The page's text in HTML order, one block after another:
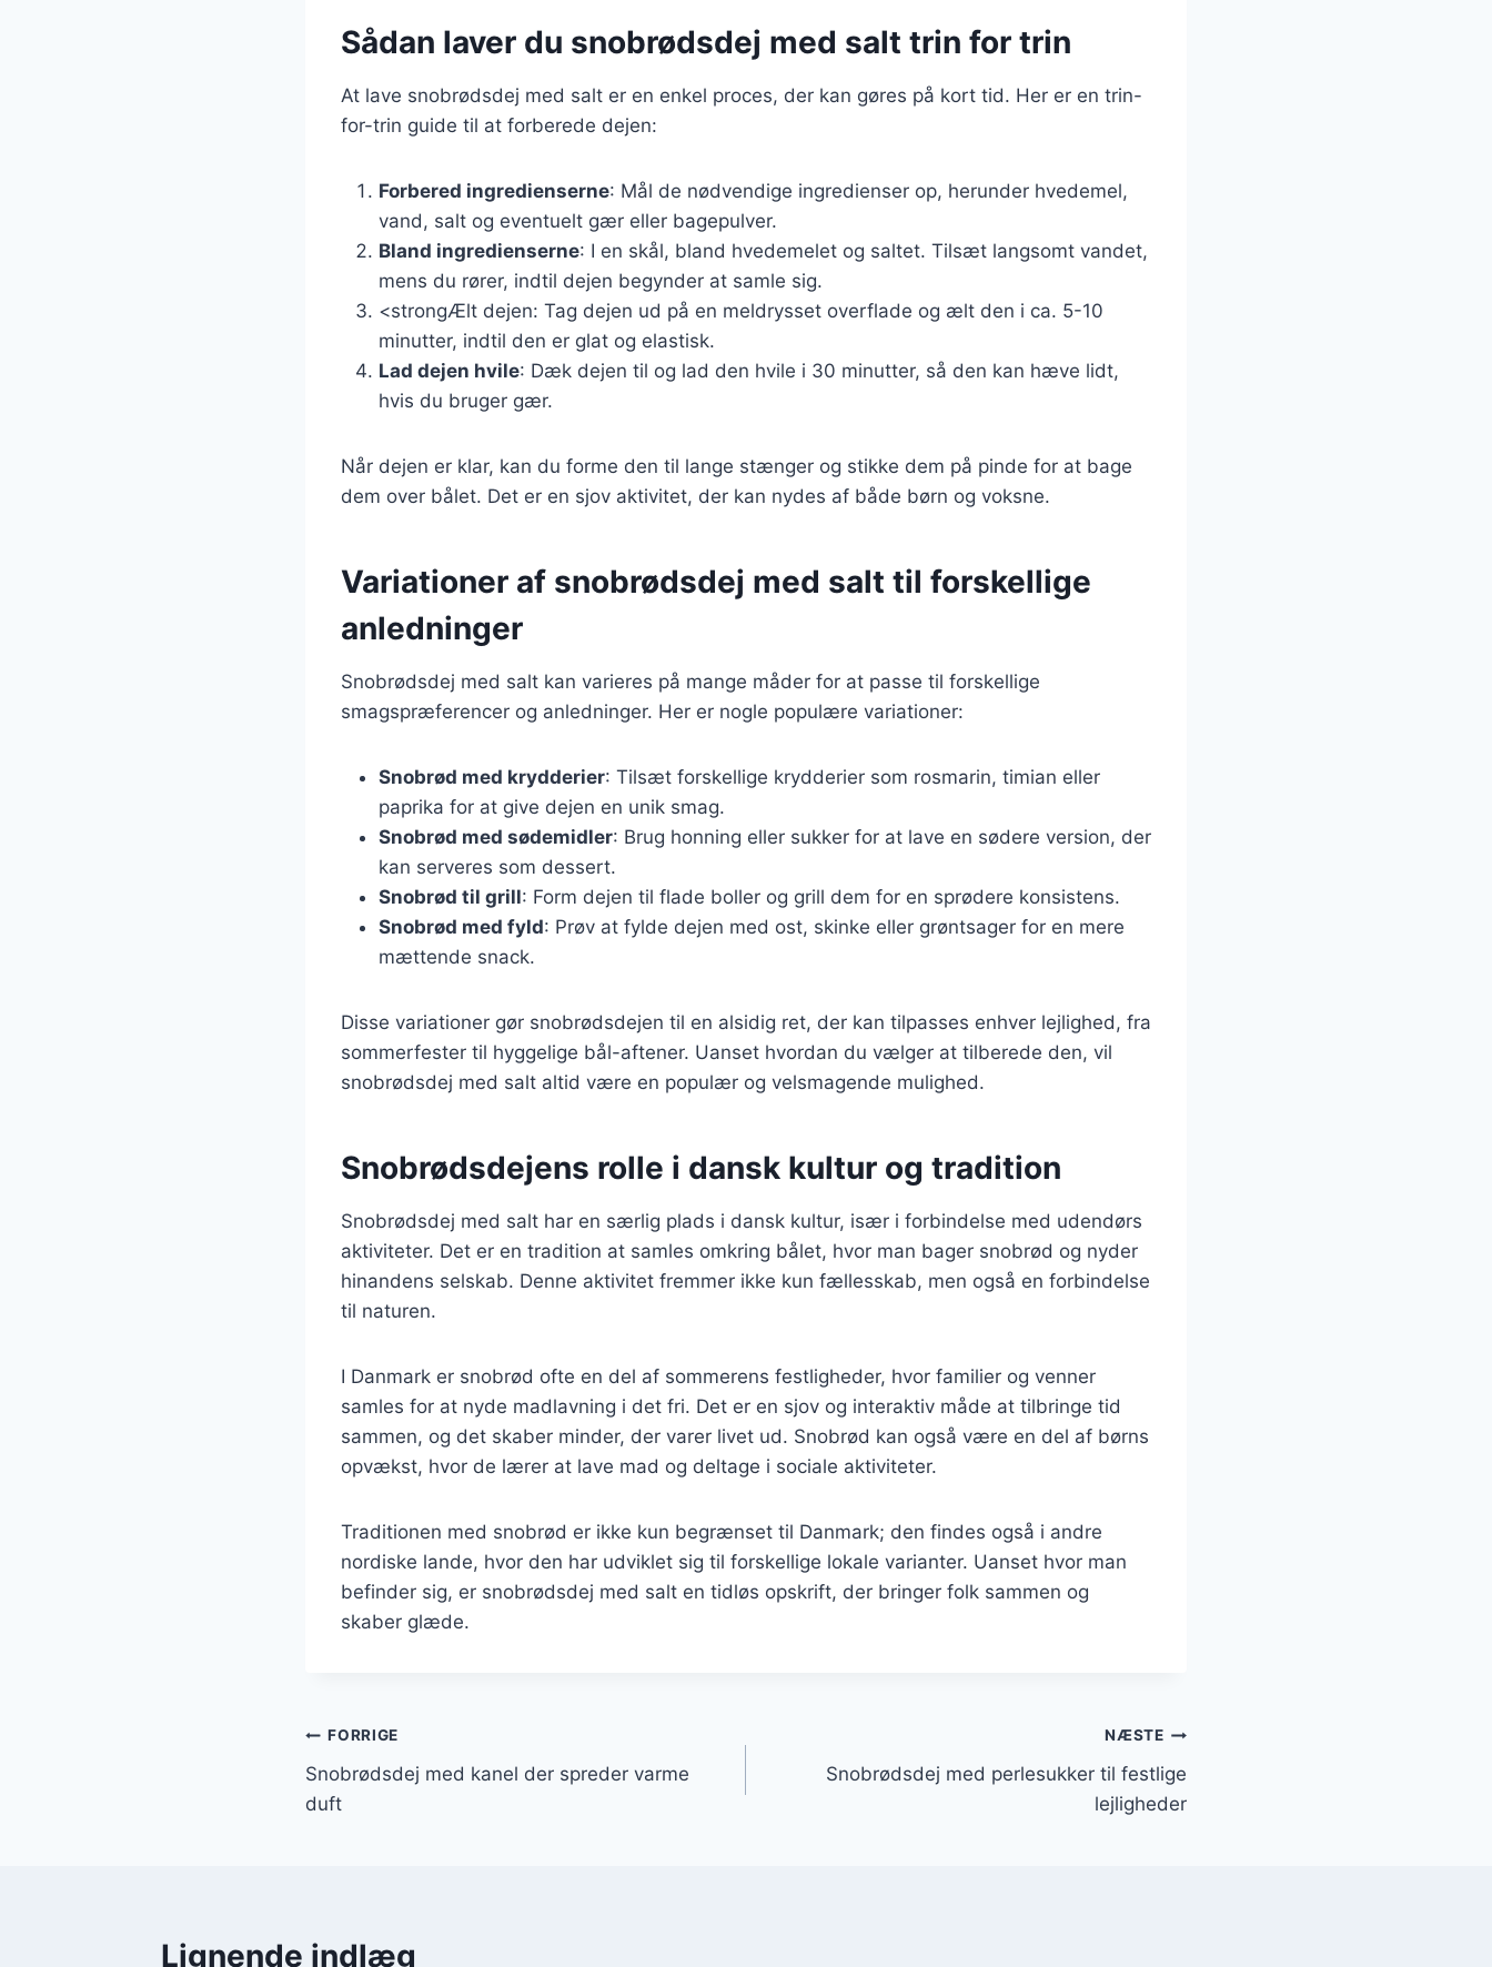
Sådan laver du snobrødsdej med salt trin for trin
At lave snobrødsdej med salt er en enkel proces, der kan gøres på kort tid. Her er en trin-
for-trin guide til at forberede dejen:
Forbered ingredienserne: Mål de nødvendige ingredienser op, herunder hvedemel,
vand, salt og eventuelt gær eller bagepulver.
Bland ingredienserne: I en skål, bland hvedemelet og saltet. Tilsæt langsomt vandet,
mens du rører, indtil dejen begynder at samle sig.
<strongÆlt dejen: Tag dejen ud på en meldrysset overflade og ælt den i ca. 5-10
minutter, indtil den er glat og elastisk.
Lad dejen hvile: Dæk dejen til og lad den hvile i 30 minutter, så den kan hæve lidt,
hvis du bruger gær.
Når dejen er klar, kan du forme den til lange stænger og stikke dem på pinde for at bage
dem over bålet. Det er en sjov aktivitet, der kan nydes af både børn og voksne.
Variationer af snobrødsdej med salt til forskellige
anledninger
Snobrødsdej med salt kan varieres på mange måder for at passe til forskellige
smagspræferencer og anledninger. Her er nogle populære variationer:
Snobrød med krydderier: Tilsæt forskellige krydderier som rosmarin, timian eller
paprika for at give dejen en unik smag.
Snobrød med sødemidler: Brug honning eller sukker for at lave en sødere version, der
kan serveres som dessert.
Snobrød til grill: Form dejen til flade boller og grill dem for en sprødere konsistens.
Snobrød med fyld: Prøv at fylde dejen med ost, skinke eller grøntsager for en mere
mættende snack.
Disse variationer gør snobrødsdejen til en alsidig ret, der kan tilpasses enhver lejlighed, fra
sommerfester til hyggelige bål-aftener. Uanset hvordan du vælger at tilberede den, vil
snobrødsdej med salt altid være en populær og velsmagende mulighed.
Snobrødsdejens rolle i dansk kultur og tradition
Snobrødsdej med salt har en særlig plads i dansk kultur, især i forbindelse med udendørs
aktiviteter. Det er en tradition at samles omkring bålet, hvor man bager snobrød og nyder
hinandens selskab. Denne aktivitet fremmer ikke kun fællesskab, men også en forbindelse
til naturen.
I Danmark er snobrød ofte en del af sommerens festligheder, hvor familier og venner
samles for at nyde madlavning i det fri. Det er en sjov og interaktiv måde at tilbringe tid
sammen, og det skaber minder, der varer livet ud. Snobrød kan også være en del af børns
opvækst, hvor de lærer at lave mad og deltage i sociale aktiviteter.
Traditionen med snobrød er ikke kun begrænset til Danmark; den findes også i andre
nordiske lande, hvor den har udviklet sig til forskellige lokale varianter. Uanset hvor man
befinder sig, er snobrødsdej med salt en tidløs opskrift, der bringer folk sammen og
skaber glæde.
Indlægsnavigation
FORRIGE
Snobrødsdej med kanel der spreder varme
duft
NÆSTE
Snobrødsdej med perlesukker til festlige
lejligheder
Lignende indlæg